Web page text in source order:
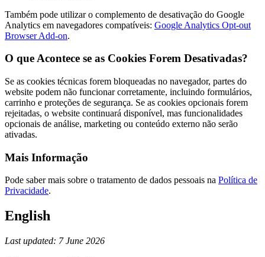
Também pode utilizar o complemento de desativação do Google
Analytics em navegadores compatíveis: Google Analytics Opt-out
Browser Add-on.
O que Acontece se as Cookies Forem Desativadas?
Se as cookies técnicas forem bloqueadas no navegador, partes do
website podem não funcionar corretamente, incluindo formulários,
carrinho e proteções de segurança. Se as cookies opcionais forem
rejeitadas, o website continuará disponível, mas funcionalidades
opcionais de análise, marketing ou conteúdo externo não serão
ativadas.
Mais Informação
Pode saber mais sobre o tratamento de dados pessoais na Política de
Privacidade.
English
Last updated: 7 June 2026